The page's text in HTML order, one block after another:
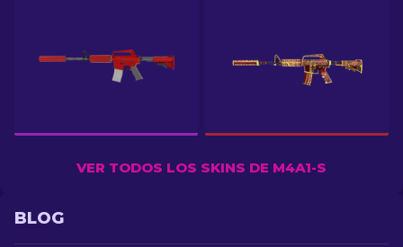
VER TODOS LOS SKINS DE M4A1-S
BLOG